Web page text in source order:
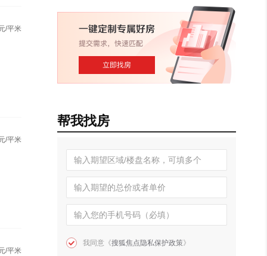
/平米
/平米
/平米
帮我找房
我同意《搜狐焦点隐私保护政策》